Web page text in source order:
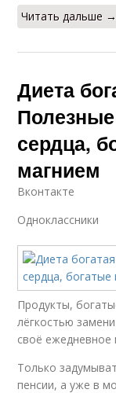
Читать дальше →
Диета
сердца,
магнием
Вконтакте
Одноклассники
Продукты,
лёгкостью
своё ежедневное
Только
пенсии, а уже в